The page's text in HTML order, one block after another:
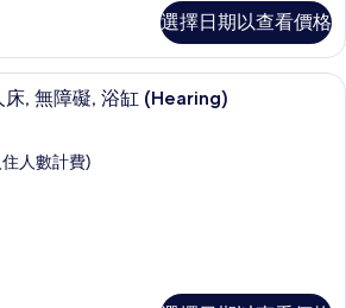
選擇日期以查看價格
高級寢具、客房內保險箱、書桌、筆
床, 無障礙, 浴缸 (Hearing)
人數計費)